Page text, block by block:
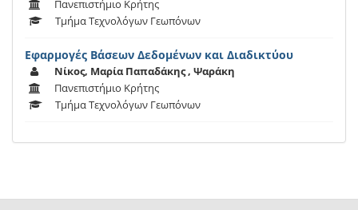
Πανεπιστήμιο Κρήτης
Τμήμα Τεχνολόγων Γεωπόνων
Εφαρμογές Βάσεων Δεδομένων και Διαδικτύου
Νίκος, Μαρία Παπαδάκης , Ψαράκη
Πανεπιστήμιο Κρήτης
Τμήμα Τεχνολόγων Γεωπόνων